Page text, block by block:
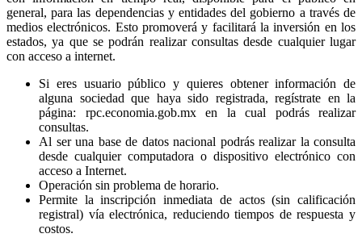
general, para las dependencias y entidades del gobierno a través de
medios electrónicos. Esto promoverá y facilitará la inversión en los
estados, ya que se podrán realizar consultas desde cualquier lugar
con acceso a internet.
Si eres usuario público y quieres obtener información de
alguna sociedad que haya sido registrada, regístrate en la
página: rpc.economia.gob.mx en la cual podrás realizar
consultas.
Al ser una base de datos nacional podrás realizar la consulta
desde cualquier computadora o dispositivo electrónico con
acceso a Internet.
Operación sin problema de horario.
Permite la inscripción inmediata de actos (sin calificación
registral) vía electrónica, reduciendo tiempos de respuesta y
costos.